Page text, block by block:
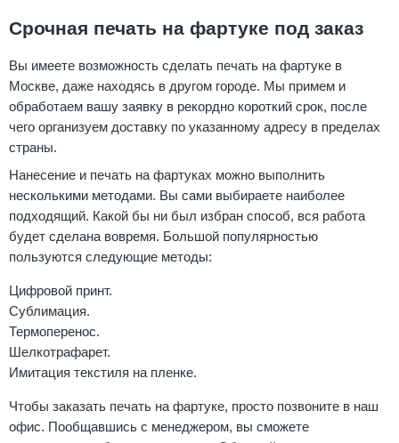
Срочная печать на фартуке под заказ
Вы имеете возможность сделать печать на фартуке в
Москве, даже находясь в другом городе. Мы примем и
обработаем вашу заявку в рекордно короткий срок, после
чего организуем доставку по указанному адресу в пределах
страны.
Нанесение и печать на фартуках можно выполнить
несколькими методами. Вы сами выбираете наиболее
подходящий. Какой бы ни был избран способ, вся работа
будет сделана вовремя. Большой популярностью
пользуются следующие методы:
Цифровой принт.
Сублимация.
Термоперенос.
Шелкотрафарет.
Имитация текстиля на пленке.
Чтобы заказать печать на фартуке, просто позвоните в наш
офис. Пообщавшись с менеджером, вы сможете